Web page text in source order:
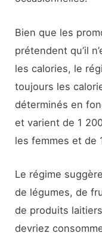
Bien que les
prétendent qu’il
les calories, le
toujours les
déterminés en
et varient de 1
les femmes et de
Le régime
de légumes, de
de produits
devriez